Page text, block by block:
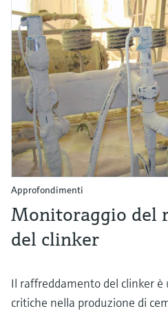
Approfondimenti
Monitoraggio del
del clinker
Il raffreddamento del clinker è
critiche nella produzione di